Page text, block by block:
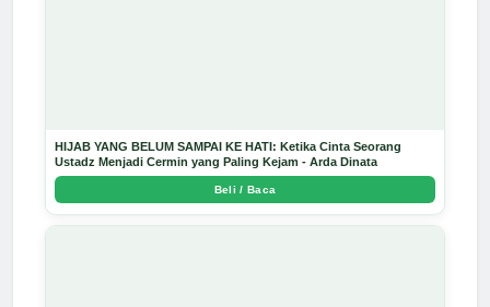
HIJAB YANG BELUM SAMPAI KE HATI: Ketika Cinta Seorang
Ustadz Menjadi Cermin yang Paling Kejam - Arda Dinata
Beli / Baca